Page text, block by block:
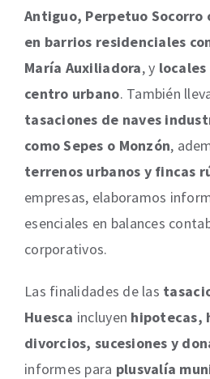
Antiguo, Perpetuo Socorro
en barrios residenciales
María Auxiliadora, y
centro urbano. También
tasaciones de naves
como Sepes o Monzón,
terrenos urbanos y fincas
empresas, elaboramos
esenciales en balances
corporativos.
Las finalidades de las
Huesca incluyen hipotecas,
divorcios, sucesiones y
informes para plusvalía